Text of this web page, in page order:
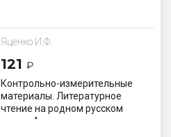
Яценко И.Ф.
121 ₽
Контрольно-измерительные
материалы. Литературное
чтение на родном русском
языке. 4 класс